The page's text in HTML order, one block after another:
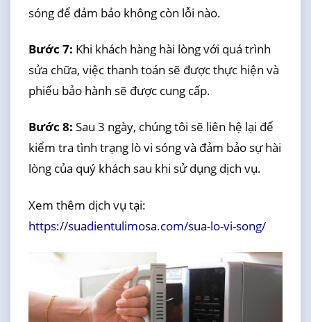
sóng để đảm bảo không còn lỗi nào.
Bước 7: Khi khách hàng hài lòng với quá trình
sửa chữa, việc thanh toán sẽ được thực hiện và
phiếu bảo hành sẽ được cung cấp.
Bước 8: Sau 3 ngày, chúng tôi sẽ liên hệ lại để
kiểm tra tình trạng lò vi sóng và đảm bảo sự hài
lòng của quý khách sau khi sử dụng dịch vụ.
Xem thêm dịch vụ tại:
https://suadientulimosa.com/sua-lo-vi-song/